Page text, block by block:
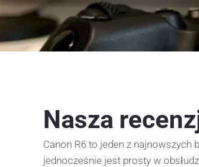
Nasza
Canon R6 to jeden z najnowszych
jednocześnie jest prosty w